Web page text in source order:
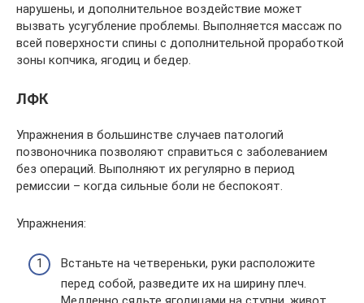
нарушены, и дополнительное воздействие может
вызвать усугубление проблемы. Выполняется массаж по
всей поверхности спины с дополнительной проработкой
зоны копчика, ягодиц и бедер.
ЛФК
Упражнения в большинстве случаев патологий
позвоночника позволяют справиться с заболеванием
без операций. Выполняют их регулярно в период
ремиссии – когда сильные боли не беспокоят.
Упражнения:
Встаньте на четвереньки, руки расположите
перед собой, разведите их на ширину плеч.